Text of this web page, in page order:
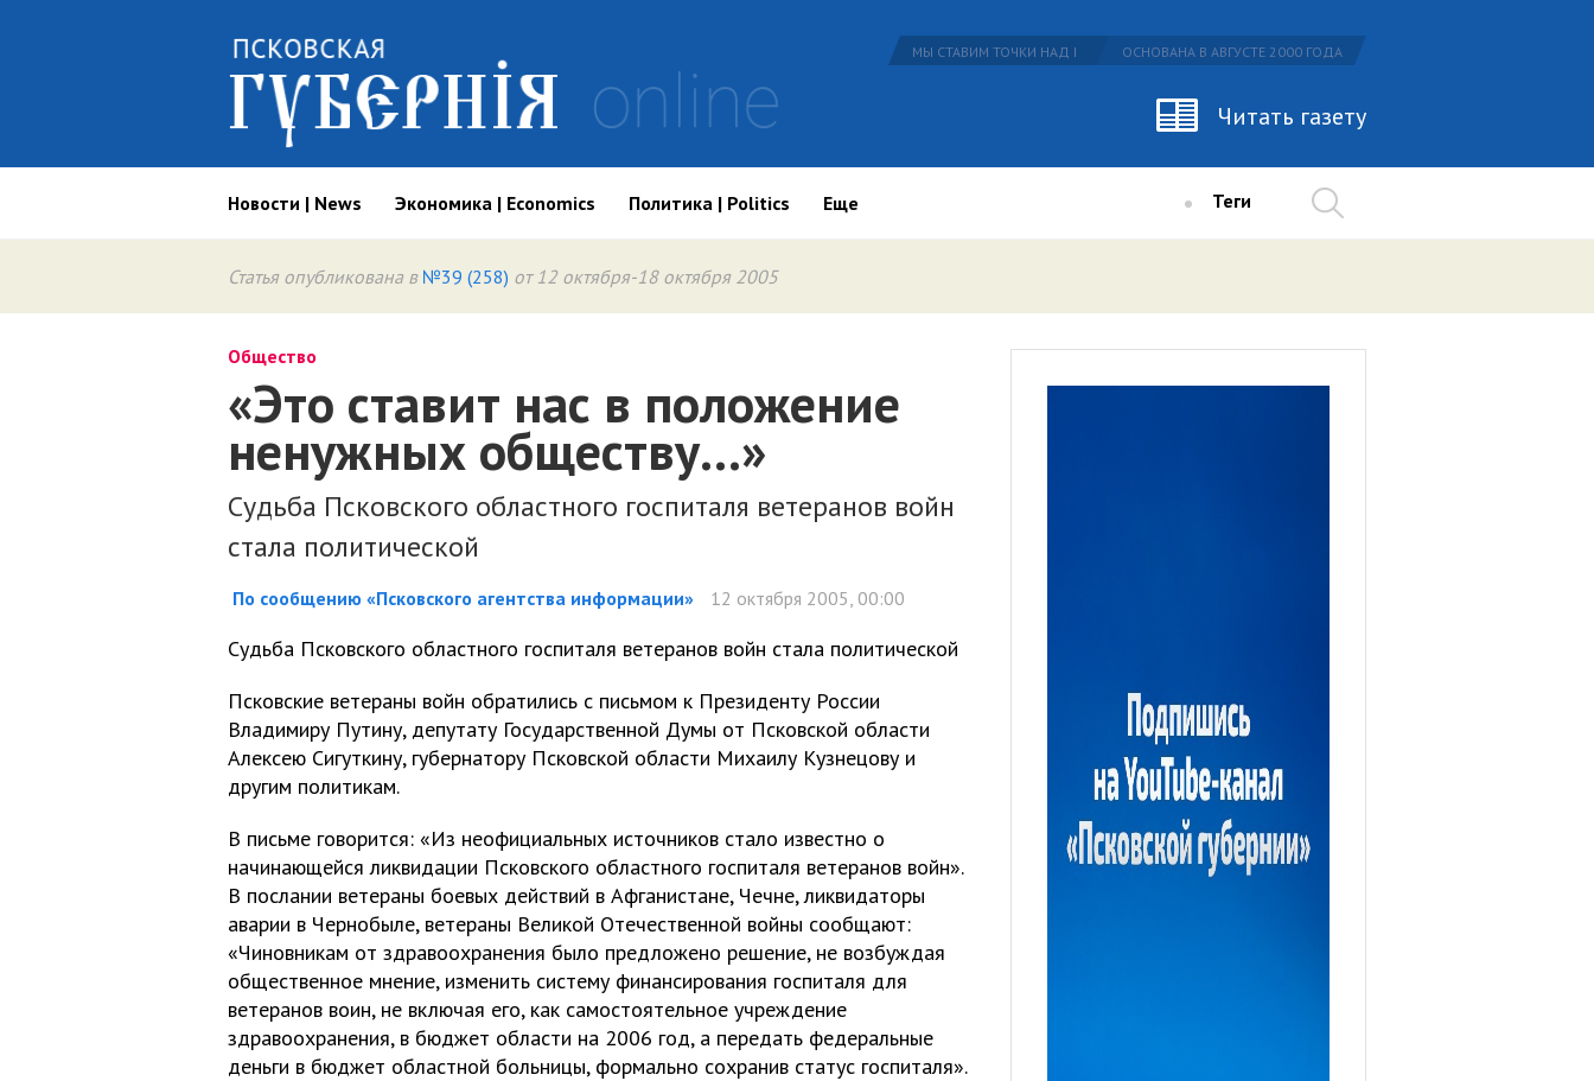
МЫ СТАВИМ ТОЧКИ НАД I ОСНОВАНА В АВГУСТЕ 2000 ГОДА
Читать газету
Новости | News Экономика | Economics Политика | Politics Еще Теги
Статья опубликована в №39 (258) от 12 октября-18 октября 2005
Общество
«Это ставит нас в положение
ненужных обществу…»
Судьба Псковского областного госпиталя ветеранов войн
стала политической
По сообщению «Псковского агентства информации» 12 октября 2005, 00:00
Судьба Псковского областного госпиталя ветеранов войн стала политической
Псковские ветераны войн обратились с письмом к Президенту России
Владимиру Путину, депутату Государственной Думы от Псковской области
Алексею Сигуткину, губернатору Псковской области Михаилу Кузнецову и
другим политикам.
В письме говорится: «Из неофициальных источников стало известно о
начинающейся ликвидации Псковского областного госпиталя ветеранов войн».
В послании ветераны боевых действий в Афганистане, Чечне, ликвидаторы
аварии в Чернобыле, ветераны Великой Отечественной войны сообщают:
«Чиновникам от здравоохранения было предложено решение, не возбуждая
общественное мнение, изменить систему финансирования госпиталя для
ветеранов воин, не включая его, как самостоятельное учреждение
здравоохранения, в бюджет области на 2006 год, а передать федеральные
деньги в бюджет областной больницы, формально сохранив статус госпиталя».